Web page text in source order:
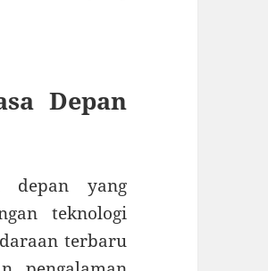
Depan
yang
teknologi
terbaru